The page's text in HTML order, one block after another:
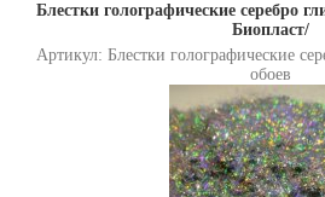
Блестки голографические серебро
Биопласт/
Артикул: Блестки голографические
обоев